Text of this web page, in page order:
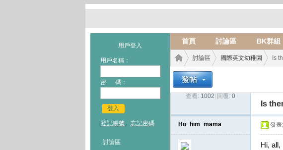
用戶登入
用戶名稱：
密 碼：
登入
登記帳號 忘記密碼
討論區
首頁 討論區 BK群組
討論區
›
國際英文幼稚園
›
Is
查看: 1002 回覆: 0
Is
Ho_him_mama 發
Hi, all,